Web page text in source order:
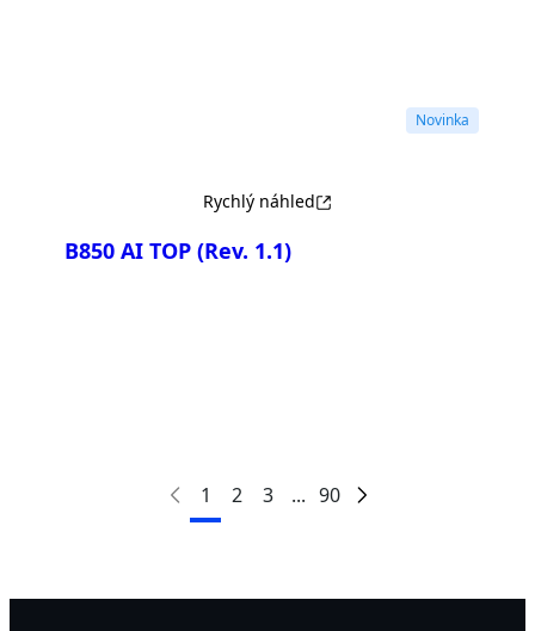
Novinka
Rychlý náhled
B850 AI TOP (Rev. 1.1)
1 2 3 ... 90